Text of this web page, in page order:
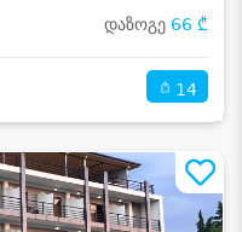
დაზოგე 66 ₾
14